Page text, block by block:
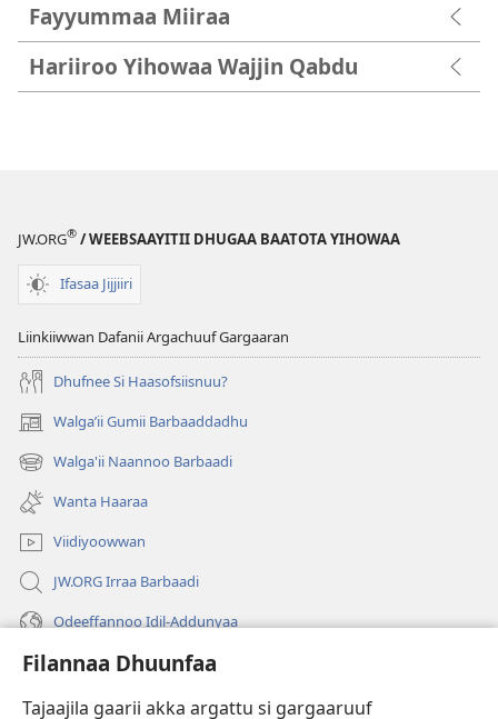
Filannaa Dhuunfaa
Tajaajila gaarii akka argattu si gargaaruuf
Fayyummaa Miiraa
Hariiroo Yihowaa Wajjin Qabdu
JW.ORG® / WEEBSAAYITII DHUGAA BAATOTA YIHOWAA
Ifasaa Jijjiiri
Liinkiiwwan Dafanii Argachuuf Gargaaran
Dhufnee Si Haasofsiisnuu?
Walgaʼii Gumii Barbaaddadhu
(opens
new
window)
Walga'ii Naannoo Barbaadi
(opens
new
window)
Wanta Haaraa
Viidiyoowwan
JW.ORG Irraa Barbaadi
Odeeffannoo Idil-Addunyaa
Gargaarsa